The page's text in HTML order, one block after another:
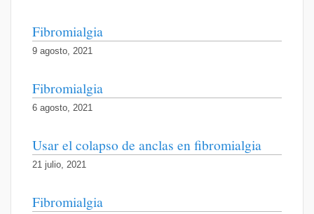
Fibromialgia
9 agosto, 2021
Fibromialgia
6 agosto, 2021
Usar el colapso de anclas en fibromialgia
21 julio, 2021
Fibromialgia